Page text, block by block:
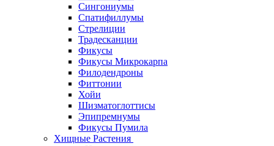
Сингониумы
Спатифиллумы
Стрелиции
Традесканции
Фикусы
Фикусы Микрокарпа
Филодендроны
Фиттонии
Хойи
Шизматоглоттисы
Эпипремнумы
Фикусы Пумила
Хищные Растения